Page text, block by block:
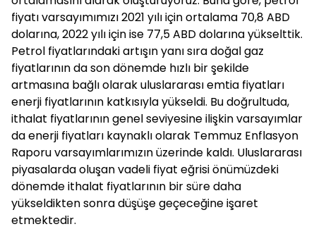
fiyatı varsayımımızı 2021 yılı için ortalama 70,8 ABD
dolarına, 2022 yılı için ise 77,5 ABD dolarına yükselttik.
Petrol fiyatlarındaki artışın yanı sıra doğal gaz
fiyatlarının da son dönemde hızlı bir şekilde
artmasına bağlı olarak uluslararası emtia fiyatları
enerji fiyatlarının katkısıyla yükseldi. Bu doğrultuda,
ithalat fiyatlarının genel seviyesine ilişkin varsayımlar
da enerji fiyatları kaynaklı olarak Temmuz Enflasyon
Raporu varsayımlarımızın üzerinde kaldı. Uluslararası
piyasalarda oluşan vadeli fiyat eğrisi önümüzdeki
dönemde ithalat fiyatlarının bir süre daha
yükseldikten sonra düşüşe geçeceğine işaret
etmektedir.